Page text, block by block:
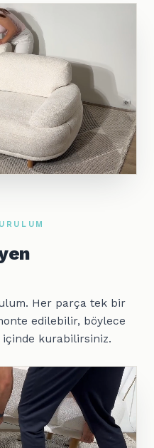
Her parça tek bir
edilebilir, böylece
kurabilirsiniz.